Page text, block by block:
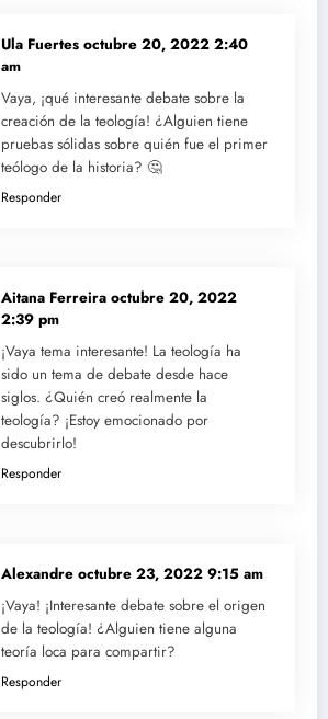
Ula Fuertes octubre 20, 2022 2:40
am
Vaya, ¡qué interesante debate sobre la
creación de la teología! ¿Alguien tiene
pruebas sólidas sobre quién fue el primer
teólogo de la historia? 🤔
Responder
Aitana Ferreira octubre 20, 2022
2:39 pm
¡Vaya tema interesante! La teología ha
sido un tema de debate desde hace
siglos. ¿Quién creó realmente la
teología? ¡Estoy emocionado por
descubrirlo!
Responder
Alexandre octubre 23, 2022 9:15 am
¡Vaya! ¡Interesante debate sobre el origen
de la teología! ¿Alguien tiene alguna
teoría loca para compartir?
Responder